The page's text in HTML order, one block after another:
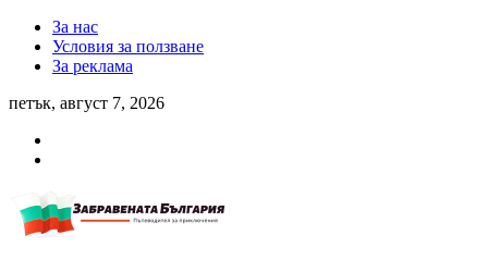
За нас
Условия за ползване
За реклама
петък, август 7, 2026